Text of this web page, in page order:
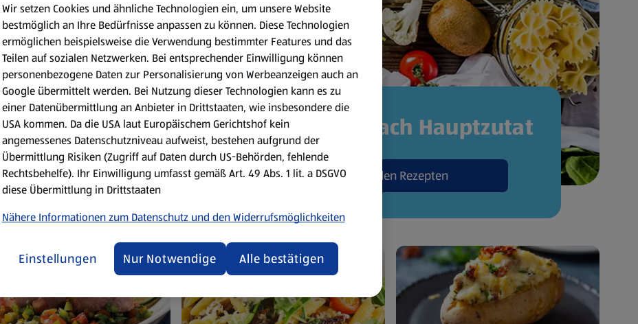
Rezepte nach Hauptzutat
Zu den Rezepten
Wir setzen Cookies und ähnliche Technologien ein, um unsere Website
bestmöglich an Ihre Bedürfnisse anpassen zu können. Diese Technologien
ermöglichen beispielsweise die Verwendung bestimmter Features und das
Teilen auf sozialen Netzwerken. Bei entsprechender Einwilligung können
personenbezogene Daten zur Personalisierung von Werbeanzeigen auch an
Google übermittelt werden. Bei Nutzung dieser Technologien kann es zu
einer Datenübermittlung an Anbieter in Drittstaaten, wie insbesondere die
USA kommen. Da die USA laut Europäischem Gerichtshof kein
angemessenes Datenschutzniveau aufweist, bestehen aufgrund der
Übermittlung Risiken (Zugriff auf Daten durch US-Behörden, fehlende
Rechtsbehelfe). Ihr Einwilligung umfasst gemäß Art. 49 Abs. 1 lit. a DSGVO
diese Übermittlung in Drittstaaten
Nähere Informationen zum Datenschutz und den Widerrufsmöglichkeiten
Einstellungen Nur Notwendige Alle bestätigen